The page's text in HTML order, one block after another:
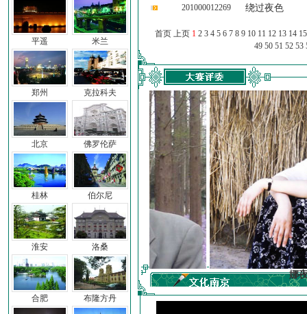
平遥
郑州
北京
桂林
淮安
合肥
米兰
克拉科夫
佛罗伦萨
伯尔尼
洛桑
布隆方丹
201000012269 绕过夜色
首页 上页 1 2 3 4 5 6 7 8 9 10 11 12 13 14 15
49 50 51 52 53
冯亦同 娜夜